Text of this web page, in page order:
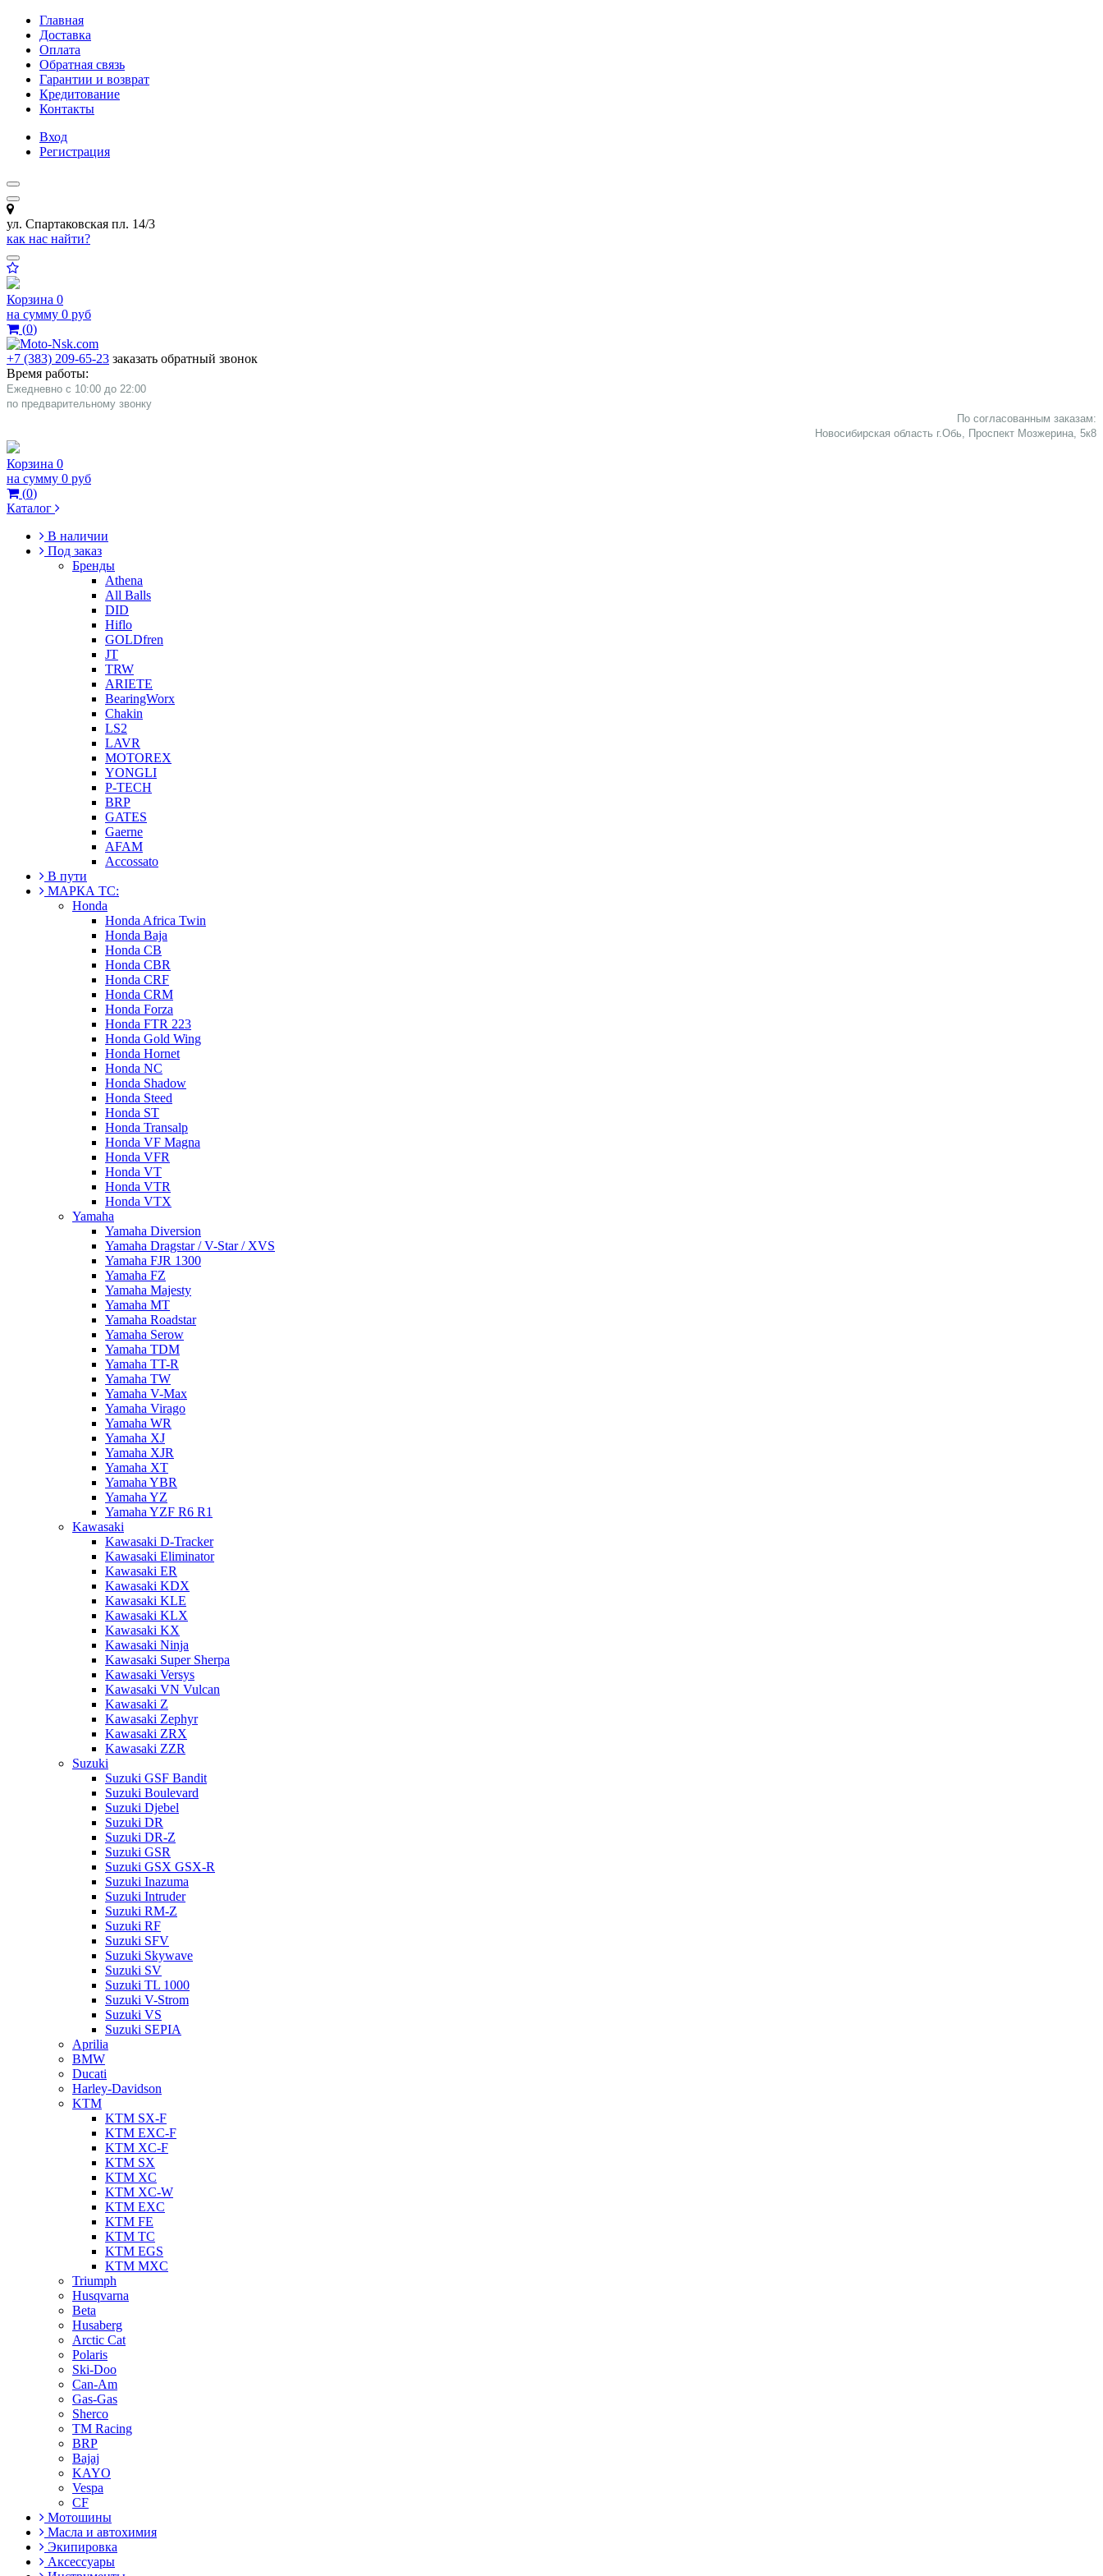
Главная
Доставка
Оплата
Обратная связь
Гарантии и возврат
Кредитование
Контакты
Вход
Регистрация
ул. Спартаковская пл. 14/3
как нас найти?
Корзина 0
на сумму 0 руб
(0)
+7 (383) 209-65-23 заказать обратный звонок
Время работы:
Ежедневно с 10:00 до 22:00
​по предварительному звонку
По согласованным заказам:
Новосибирская область г.Обь, Проспект Мозжерина, 5к8​
Корзина 0
на сумму 0 руб
(0)
Каталог
В наличии
Под заказ
Бренды
Athena
All Balls
DID
Hiflo
GOLDfren
JT
TRW
ARIETE
BearingWorx
Chakin
LS2
LAVR
MOTOREX
YONGLI
P-TECH
BRP
GATES
Gaerne
AFAM
Accossato
В пути
МАРКА ТС:
Honda
Honda Africa Twin
Honda Baja
Honda CB
Honda CBR
Honda CRF
Honda CRM
Honda Forza
Honda FTR 223
Honda Gold Wing
Honda Hornet
Honda NC
Honda Shadow
Honda Steed
Honda ST
Honda Transalp
Honda VF Magna
Honda VFR
Honda VT
Honda VTR
Honda VTX
Yamaha
Yamaha Diversion
Yamaha Dragstar / V-Star / XVS
Yamaha FJR 1300
Yamaha FZ
Yamaha Majesty
Yamaha MT
Yamaha Roadstar
Yamaha Serow
Yamaha TDM
Yamaha TT-R
Yamaha TW
Yamaha V-Max
Yamaha Virago
Yamaha WR
Yamaha XJ
Yamaha XJR
Yamaha XT
Yamaha YBR
Yamaha YZ
Yamaha YZF R6 R1
Kawasaki
Kawasaki D-Tracker
Kawasaki Eliminator
Kawasaki ER
Kawasaki KDX
Kawasaki KLE
Kawasaki KLX
Kawasaki KX
Kawasaki Ninja
Kawasaki Super Sherpa
Kawasaki Versys
Kawasaki VN Vulcan
Kawasaki Z
Kawasaki Zephyr
Kawasaki ZRX
Kawasaki ZZR
Suzuki
Suzuki GSF Bandit
Suzuki Boulevard
Suzuki Djebel
Suzuki DR
Suzuki DR-Z
Suzuki GSR
Suzuki GSX GSX-R
Suzuki Inazuma
Suzuki Intruder
Suzuki RM-Z
Suzuki RF
Suzuki SFV
Suzuki Skywave
Suzuki SV
Suzuki TL 1000
Suzuki V-Strom
Suzuki VS
Suzuki SEPIA
Aprilia
BMW
Ducati
Harley-Davidson
KTM
KTM SX-F
KTM EXC-F
KTM XC-F
KTM SX
KTM XC
KTM XC-W
KTM EXC
KTM FE
KTM TC
KTM EGS
KTM MXC
Triumph
Husqvarna
Beta
Husaberg
Arctic Cat
Polaris
Ski-Doo
Can-Am
Gas-Gas
Sherco
TM Racing
BRP
Bajaj
KAYO
Vespa
CF
Мотошины
Масла и автохимия
Экипировка
Аксессуары